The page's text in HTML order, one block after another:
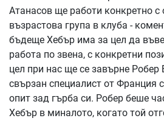
Атанасов ще работи конкретно с
възрастова група в клуба -
бъдеще Хебър има за цел да
работа по звена, с конкретни
цел при нас ще се завърне Робер
свързан специалист от Франция
опит зад гърба си. Робер беше
Хебър в миналото, когато той